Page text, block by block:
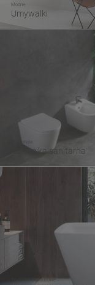
Modne
Umywalki
Wygodne i luksusowe
Doskonała
Ceramika sanitarna